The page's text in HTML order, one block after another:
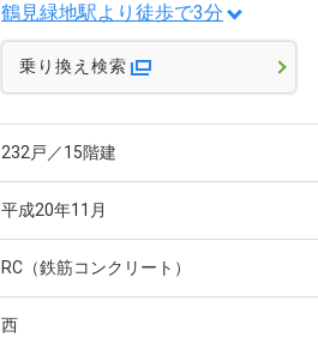
鶴見緑地駅より徒歩で3分
乗り換え検索
232戸／15階建
平成20年11月
RC（鉄筋コンクリート）
西